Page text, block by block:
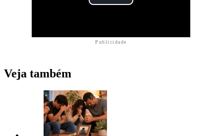
Publicidade
Veja também